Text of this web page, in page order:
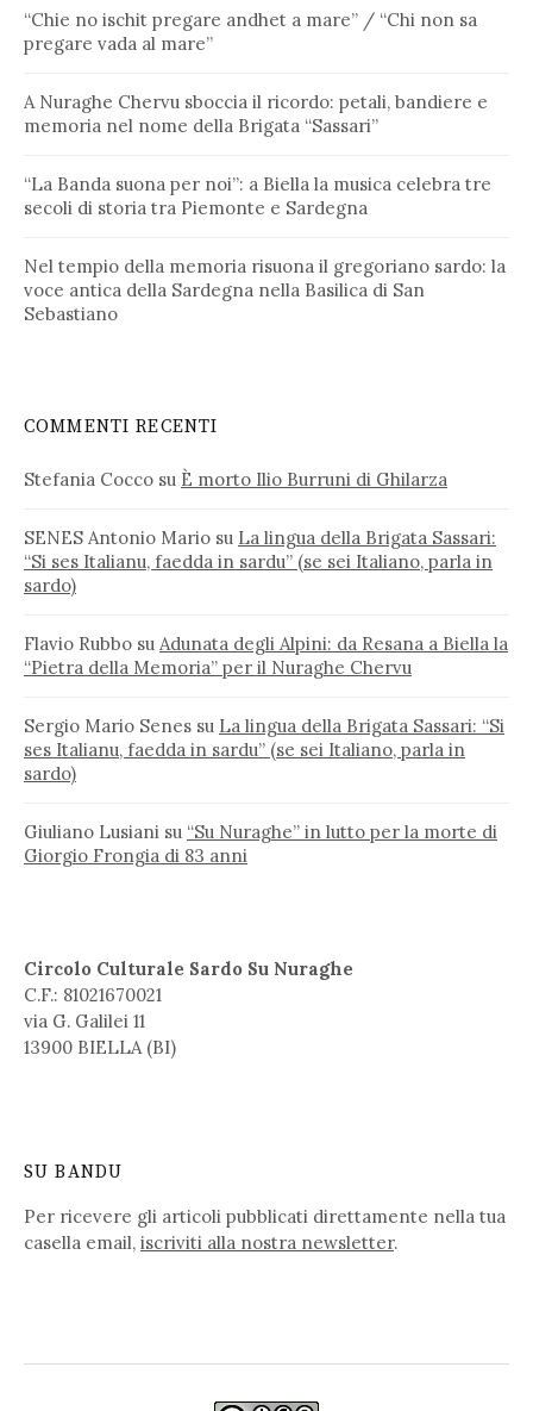
“Chie no ischit pregare andhet a mare” / “Chi non sa
pregare vada al mare”
A Nuraghe Chervu sboccia il ricordo: petali, bandiere e
memoria nel nome della Brigata “Sassari”
“La Banda suona per noi”: a Biella la musica celebra tre
secoli di storia tra Piemonte e Sardegna
Nel tempio della memoria risuona il gregoriano sardo: la
voce antica della Sardegna nella Basilica di San
Sebastiano
COMMENTI RECENTI
Stefania Cocco su È morto Ilio Burruni di Ghilarza
SENES Antonio Mario su La lingua della Brigata Sassari:
“Si ses Italianu, faedda in sardu” (se sei Italiano, parla in
sardo)
Flavio Rubbo su Adunata degli Alpini: da Resana a Biella la
“Pietra della Memoria” per il Nuraghe Chervu
Sergio Mario Senes su La lingua della Brigata Sassari: “Si
ses Italianu, faedda in sardu” (se sei Italiano, parla in
sardo)
Giuliano Lusiani su “Su Nuraghe” in lutto per la morte di
Giorgio Frongia di 83 anni
Circolo Culturale Sardo Su Nuraghe
C.F.: 81021670021
via G. Galilei 11
13900 BIELLA (BI)
SU BANDU
Per ricevere gli articoli pubblicati direttamente nella tua
casella email, iscriviti alla nostra newsletter.